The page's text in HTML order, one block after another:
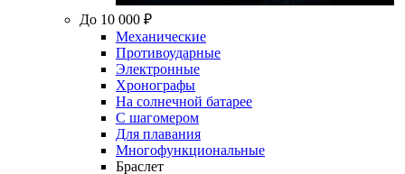
До 10 000 ₽
Механические
Противоударные
Электронные
Хронографы
На солнечной батарее
С шагомером
Для плавания
Многофункциональные
Браслет